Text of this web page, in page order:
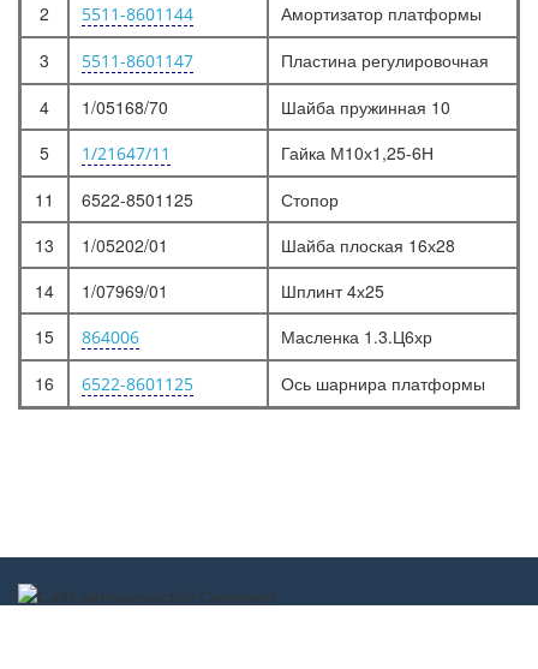
2
5511-8601144
Амортизатор платформы
3
5511-8601147
Пластина регулировочная
4
1/05168/70
Шайба пружинная 10
5
1/21647/11
Гайка М10х1,25-6Н
11
6522-8501125
Стопор
13
1/05202/01
Шайба плоская 16х28
14
1/07969/01
Шплинт 4х25
15
864006
Масленка 1.3.Ц6хр
16
6522-8601125 Ось шарнира платформы